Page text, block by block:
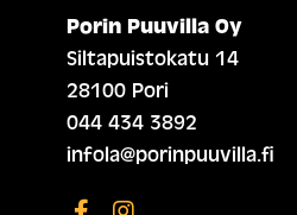
Porin Puuvilla Oy
Siltapuistokatu 14
28100 Pori
044 434 3892
infola@porinpuuvilla.fi